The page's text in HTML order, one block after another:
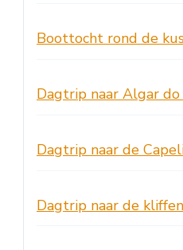
Boottocht rond de
Dagtrip naar Algar
Dagtrip naar de
Dagtrip naar de